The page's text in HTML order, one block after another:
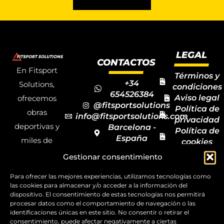
Gestionar consentimiento
Para ofrecer las mejores experiencias, utilizamos tecnologías como
las cookies para almacenar y/o acceder a la información del
dispositivo. El consentimiento de estas tecnologías nos permitirá
procesar datos como el comportamiento de navegación o las
identificaciones únicas en este sitio. No consentir o retirar el
consentimiento, puede afectar negativamente a ciertas
En Fitsport
Solutions,
ofrecemos
obras
deportivas y
miles de
deportivos
para todas las
disciplinas,
CONTACTOS
+34
654526384
@fitsportsolutions
info@fitsportsolutions.com
Barcelona -
España
de contacto
LEGAL
Términos y
condiciones
Aviso legal
Política de
privacidad
Política de
cookies
Mapa del
sitio